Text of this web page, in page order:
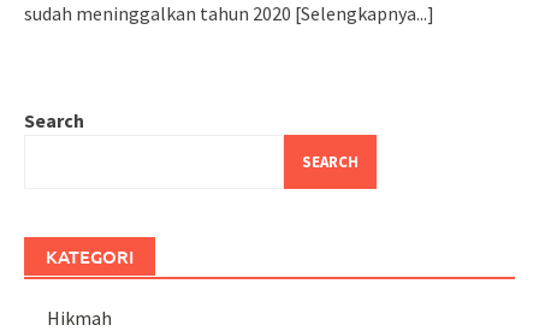
sudah meninggalkan tahun 2020 [Selengkapnya...]
Search
SEARCH
KATEGORI
Hikmah